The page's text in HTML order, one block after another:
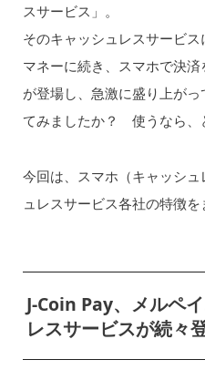
スサービス」。
そのキャッシュレスサービ
マネーに続き、スマホで決済
が登場し、急激に盛り上が
てみましたか？ 使うなら、
今回は、スマホ（キャッシ
ュレスサービス各社の特徴を
J-Coin Pay、メルペ
レスサービスが続々